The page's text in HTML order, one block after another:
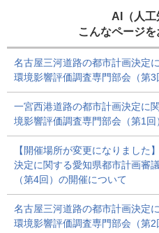
AI（人工
こんなページ
名古屋三河道路の都市計画決定
環境影響評価調査専門部会（第
一宮西港道路の都市計画決定に
境影響評価調査専門部会（第1
【開催場所が変更になりました
決定に関する愛知県都市計画審
（第4回）の開催について
名古屋三河道路の都市計画決定
環境影響評価調査専門部会（第